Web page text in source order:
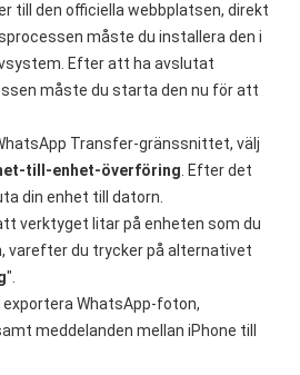
till den officiella webbplatsen, direkt
måste du installera den i
Efter att ha avslutat
måste du starta den nu för att
Transfer-gränssnittet, välj
till-enhet-överföring . Efter det
din enhet till datorn.
verktyget litar på enheten som du
varefter du trycker på alternativet
".
exportera WhatsApp-foton,
meddelanden mellan iPhone till